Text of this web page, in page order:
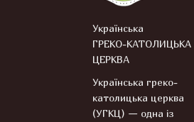
Українська
ГРЕКО-КАТОЛИЦЬКА
ЦЕРКВА
Українська греко-
католицька церква
(УГКЦ) — одна із